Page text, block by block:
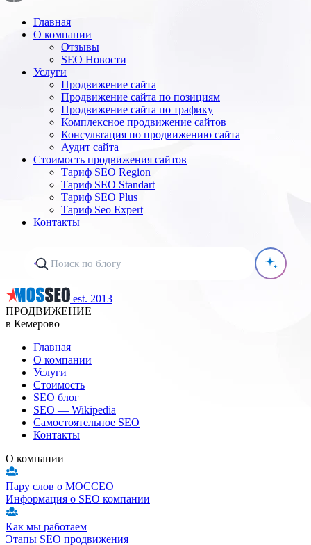
Главная
О компании
Отзывы
SEO Новости
Услуги
Продвижение сайта
Продвижение сайта по позициям
Продвижение сайта по трафику
Комплексное продвижение сайтов
Консультация по продвижению сайта
Аудит сайта
Стоимость продвижения сайтов
Тариф SEO Region
Тариф SEO Standart
Тариф SEO Plus
Тариф Seo Expert
Контакты
est. 2013
ПРОДВИЖЕНИЕ
в Кемерово
Главная
О компании
Услуги
Стоимость
SEO блог
SEO — Wikipedia
Самостоятельное SEO
Контакты
О компании
Пару слов о МОССЕО
Информация о SEO компании
Как мы работаем
Этапы SEO продвижения